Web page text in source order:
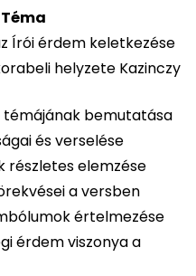
Téma
Írói érdem keletkezése
helyzete Kazinczy
témájának bemutatása
és verselése
részletes elemzése
a versben
értelmezése
érdem viszonya a